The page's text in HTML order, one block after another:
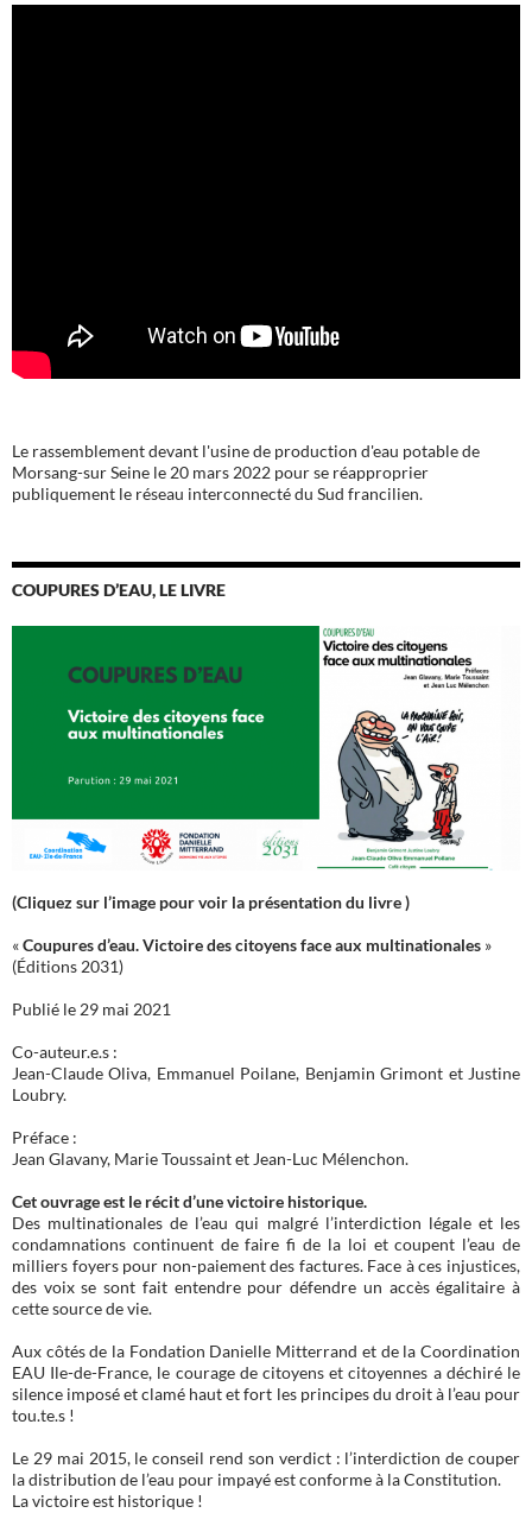
Le rassemblement devant l'usine de production d'eau potable de
Morsang-sur Seine le 20 mars 2022 pour se réapproprier
publiquement le réseau interconnecté du Sud francilien.
COUPURES D’EAU, LE LIVRE
(Cliquez sur l’image pour voir la présentation du livre )
«Coupures d’eau. Victoire des citoyens face aux multinationales »
(Éditions 2031)
Publié le 29 mai 2021
Co-auteur.e.s :
Jean-Claude Oliva, Emmanuel Poilane, Benjamin Grimont et Justine
Loubry.
Préface :
Jean Glavany, Marie Toussaint et Jean-Luc Mélenchon.
Cet ouvrage est le récit d’une victoire historique.
Des multinationales de l’eau qui malgré l’interdiction légale et les
condamnations continuent de faire fi de la loi et coupent l’eau de
milliers foyers pour non-paiement des factures. Face à ces injustices,
des voix se sont fait entendre pour défendre un accès égalitaire à
cette source de vie.
Aux côtés de la Fondation Danielle Mitterrand et de la Coordination
EAU Ile-de-France, le courage de citoyens et citoyennes a déchiré le
silence imposé et clamé haut et fort les principes du droit à l’eau pour
tou.te.s !
Le 29 mai 2015, le conseil rend son verdict : l’interdiction de couper
la distribution de l’eau pour impayé est conforme à la Constitution.
La victoire est historique !